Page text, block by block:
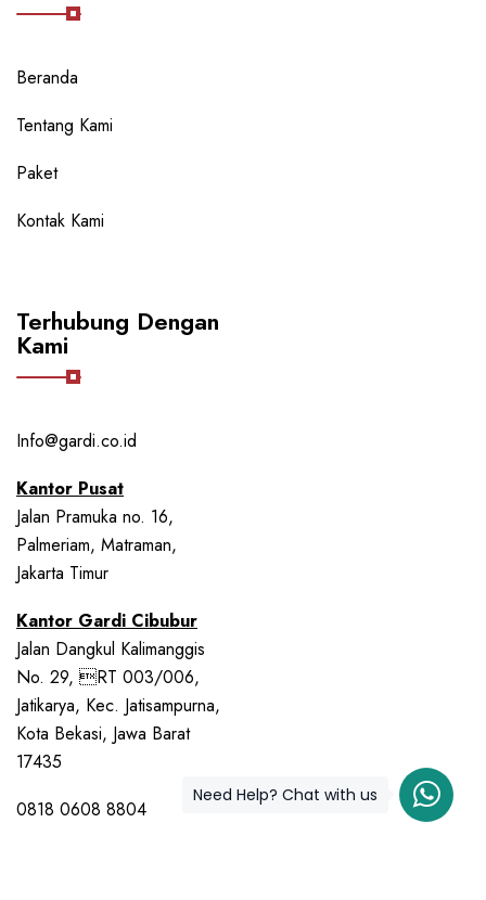
Beranda
Tentang Kami
Paket
Kontak Kami
Terhubung Dengan
Kami
Info@gardi.co.id
Kantor Pusat
Jalan Pramuka no. 16,
Palmeriam, Matraman,
Jakarta Timur
Kantor Gardi Cibubur
Jalan Dangkul Kalimanggis
No. 29, RT 003/006,
Jatikarya, Kec. Jatisampurna,
Kota Bekasi, Jawa Barat
17435
0818 0608 8804
Need Help? Chat with us